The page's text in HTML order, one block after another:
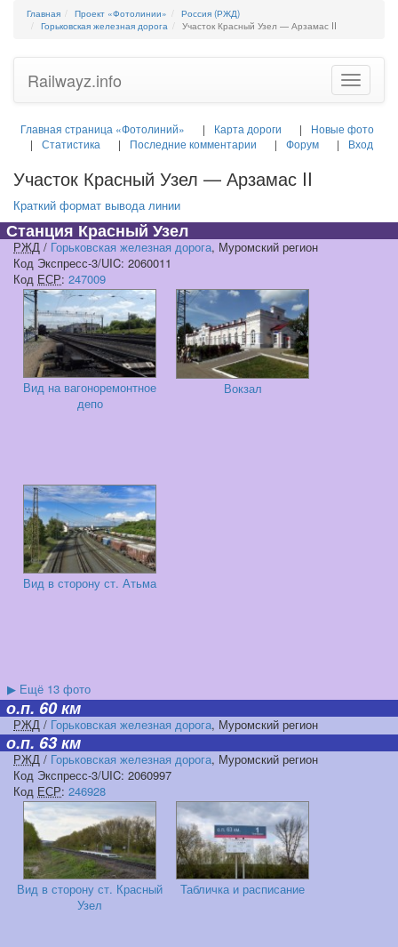
Главная Проект «Фотолинии»
Россия (РЖД)
Горьковская железная дорога
Участок Красный Узел — Арзамас II
Toggle
Railwayz.info
Главная страница «Фотолиний» Карта дороги
Новые фото
Статистика
Последние комментарии Форум Вход
Участок Красный Узел — Арзамас II
Краткий формат вывода линии
Станция Красный Узел
РЖД / Горьковская железная дорога, Муромский регион
Код Экспресс-3/UIC: 2060011
Код ЕСР: 247009
Вид на вагоноремонтное
депо
Вокзал
Вид в сторону ст. Атьма
▶ Ещё 13 фото
о.п. 60 км
РЖД / Горьковская железная дорога, Муромский регион
о.п. 63 км
РЖД / Горьковская железная дорога, Муромский регион
Код Экспресс-3/UIC: 2060997
Код ЕСР: 246928
Вид в сторону ст. Красный
Узел
Табличка и расписание